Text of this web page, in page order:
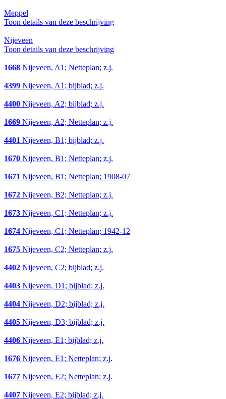
Meppel
Toon details van deze beschrijving
Nijeveen
Toon details van deze beschrijving
1668 Nijeveen, A1; Netteplan; z.j.
4399 Nijeveen, A1; bijblad; z.j.
4400 Nijeveen, A2; bijblad; z.j.
1669 Nijeveen, A2; Netteplan; z.j.
4401 Nijeveen, B1; bijblad; z.j.
1670 Nijeveen, B1; Netteplan; z.j.
1671 Nijeveen, B1; Netteplan; 1908-07
1672 Nijeveen, B2; Netteplan; z.j.
1673 Nijeveen, C1; Netteplan; z.j.
1674 Nijeveen, C1; Netteplan; 1942-12
1675 Nijeveen, C2; Netteplan; z.j.
4402 Nijeveen, C2; bijblad; z.j.
4403 Nijeveen, D1; bijblad; z.j.
4404 Nijeveen, D2; bijblad; z.j.
4405 Nijeveen, D3; bijblad; z.j.
4406 Nijeveen, E1; bijblad; z.j.
1676 Nijeveen, E1; Netteplan; z.j.
1677 Nijeveen, E2; Netteplan; z.j.
4407 Nijeveen, E2; bijblad; z.j.